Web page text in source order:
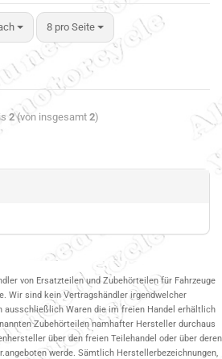
8 pro Seite
2(von insgesamt 2)
von Ersatzteilen und Zubehörteilen für Fahrzeuge
Wir sind kein Vertragshändler irgendwelcher
ausschließlich Waren die im freien Handel erhältlich
Zubehörteilen namhafter Hersteller durchaus
über den freien Teilehandel oder über deren
werde. Sämtlich Herstellerbezeichnungen,